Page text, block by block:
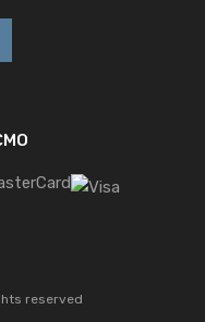
reserved